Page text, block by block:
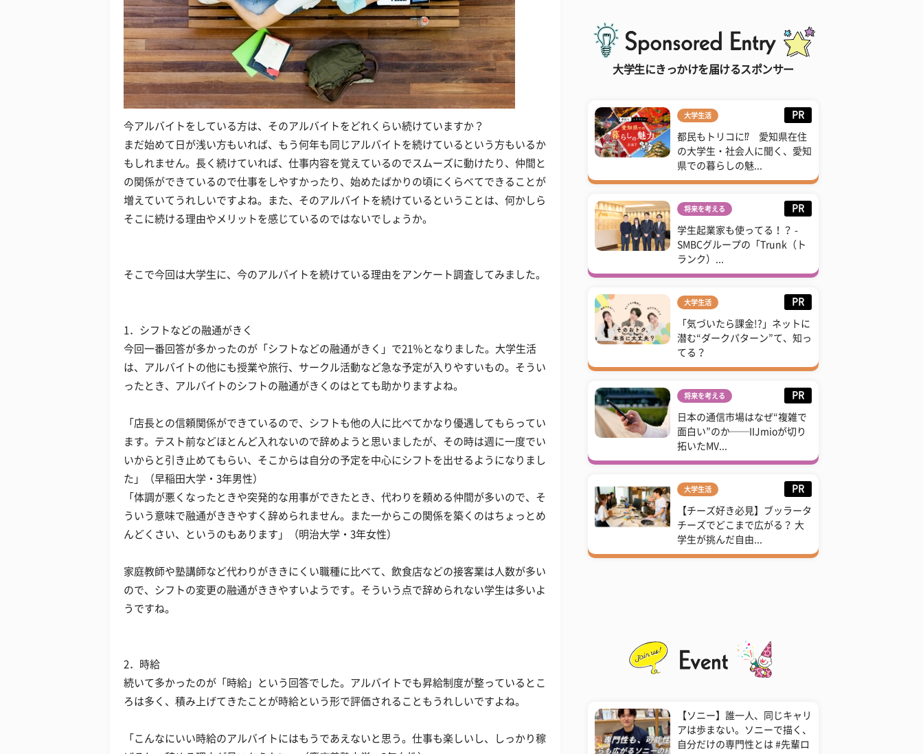
今アルバイトをしている方は、そのアルバイトをどれくらい続けていますか？
まだ始めて日が浅い方もいれば、もう何年も同じアルバイトを続けているという方もいるか
もしれません。長く続けていれば、仕事内容を覚えているのでスムーズに動けたり、仲間と
の関係ができているので仕事をしやすかったり、始めたばかりの頃にくらべてできることが
増えていてうれしいですよね。また、そのアルバイトを続けているということは、何かしら
そこに続ける理由やメリットを感じているのではないでしょうか。
そこで今回は大学生に、今のアルバイトを続けている理由をアンケート調査してみました。
1．シフトなどの融通がきく
今回一番回答が多かったのが「シフトなどの融通がきく」で21％となりました。大学生活
は、アルバイトの他にも授業や旅行、サークル活動など急な予定が入りやすいもの。そうい
ったとき、アルバイトのシフトの融通がきくのはとても助かりますよね。
「店長との信頼関係ができているので、シフトも他の人に比べてかなり優遇してもらってい
ます。テスト前などほとんど入れないので辞めようと思いましたが、その時は週に一度でい
いからと引き止めてもらい、そこからは自分の予定を中心にシフトを出せるようになりまし
た」（早稲田大学・3年男性）
「体調が悪くなったときや突発的な用事ができたとき、代わりを頼める仲間が多いので、そ
ういう意味で融通がききやすく辞められません。また一からこの関係を築くのはちょっとめ
んどくさい、というのもあります」（明治大学・3年女性）
家庭教師や塾講師など代わりがききにくい職種に比べて、飲食店などの接客業は人数が多い
ので、シフトの変更の融通がききやすいようです。そういう点で辞められない学生は多いよ
うですね。
2．時給
続いて多かったのが「時給」という回答でした。アルバイトでも昇給制度が整っているとこ
ろは多く、積み上げてきたことが時給という形で評価されることもうれしいですよね。
「こんなにいい時給のアルバイトにはもうであえないと思う。仕事も楽しいし、しっかり稼
大学生にきっかけを届けるスポンサー
大学生活 PR
都民もトリコに⁉ 愛知県在住
の大学生・社会人に聞く、愛知
県での暮らしの魅...
将来を考える PR
学生起業家も使ってる！？ -
SMBCグループの「Trunk（ト
ランク）...
大学生活 PR
「気づいたら課金!?」ネットに
潜む“ダークパターン”て、知っ
てる？
将来を考える PR
日本の通信市場はなぜ“複雑で
面白い”のか──IIJmioが切り
拓いたMV...
大学生活 PR
【チーズ好き必見】ブッラータ
チーズでどこまで広がる？ 大
学生が挑んだ自由...
【ソニー】誰一人、同じキャリ
アは歩まない。ソニーで描く、
自分だけの専門性とは #先輩ロ